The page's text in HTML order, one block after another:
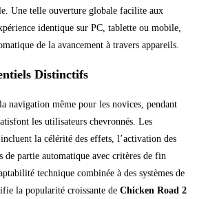
Une telle ouverture globale facilite aux
identique sur PC, tablette ou mobile,
de la avancement à travers appareils.
Distinctifs
navigation même pour les novices, pendant
les utilisateurs chevronnés. Les
la célérité des effets, l’activation des
de partie automatique avec critères de fin
technique combinée à des systèmes de
la popularité croissante de Chicken Road 2